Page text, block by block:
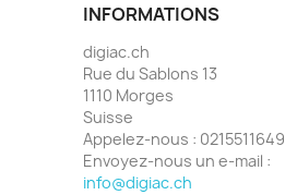
INFORMATIONS
digiac.ch
Rue du Sablons 13
1110 Morges
Suisse
Appelez-nous : 0215511649
Envoyez-nous un e-mail :
info@digiac.ch